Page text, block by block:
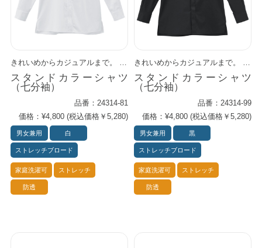
きれいめからカジュアルまで。 清潔感のあるスタンドカラーに、さりげないカジュアルさをプラス。 タックアウトして着れば、こなれが感アップします。 機能性の高いストレッチブロード素材を使用。 ロングセラーのプライムシャツ・シリーズに、 更にサイズ選択肢を広げた一着です。
スタンドカラーシャツ
（七分袖）
品番：24314-81
価格：¥4,800 (税込価格￥5,280)
男女兼用 白
ストレッチブロード
家庭洗濯可 ストレッチ
防透
きれいめからカジュアルまで。 清潔感のあるスタンドカラーに、さりげないカジュアルさをプラス。 タックアウトして着れば、こなれが感アップします。 機能性の高いストレッチブロード素材を使用。 ロングセラーのプライムシャツ・シリーズに、 更にサイズ選択肢を広げた一着です。
スタンドカラーシャツ
（七分袖）
品番：24314-99
価格：¥4,800 (税込価格￥5,280)
男女兼用 黒
ストレッチブロード
家庭洗濯可 ストレッチ
防透